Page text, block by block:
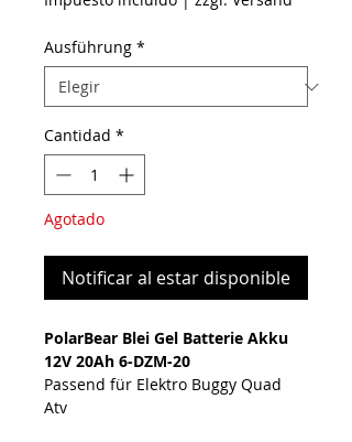
Ausführung *
Cantidad *
Agotado
Notificar al estar disponible
PolarBear Blei Gel Batterie Akku
12V 20Ah 6-DZM-20
Passend für Elektro Buggy Quad
Atv